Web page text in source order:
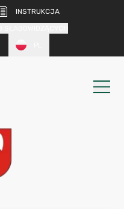
INSTRUKCJA